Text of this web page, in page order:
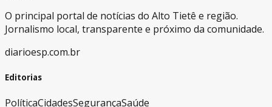
O principal portal de notícias do Alto Tietê e região.
Jornalismo local, transparente e próximo da comunidade.
diarioesp.com.br
Editorias
PolíticaCidadesSegurançaSaúde